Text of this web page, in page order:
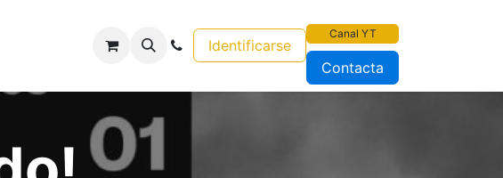
Identificarse
Canal YT
Contacta